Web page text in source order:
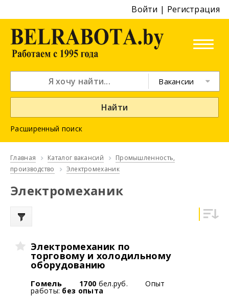
Войти | Регистрация
Вакансии
Найти
Расширенный поиск
Главная Каталог вакансий
Промышленность,
производство
Электромеханик
Электромеханик
Электромеханик по
торговому и холодильному
оборудованию
Гомель 1700 бел.руб. Опыт
работы: без опыта